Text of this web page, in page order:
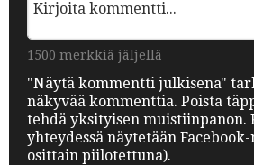
1500 merkkiä jäljellä
"Näytä kommentti julkisena"
näkyvää kommenttia. Poista
tehdä yksityisen muistiinpanon.
yhteydessä näytetään
osittain piilotettuna).